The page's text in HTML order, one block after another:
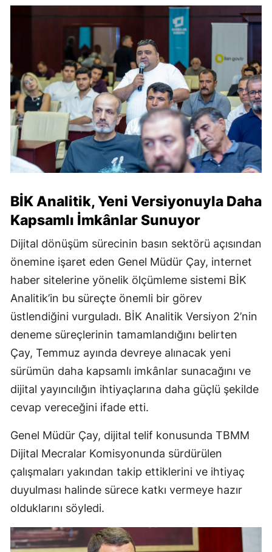
BİK Analitik, Yeni Versiyonuyla Daha
Kapsamlı İmkânlar Sunuyor
Dijital dönüşüm sürecinin basın sektörü açısından
önemine işaret eden Genel Müdür Çay, internet
haber sitelerine yönelik ölçümleme sistemi BİK
Analitik’in bu süreçte önemli bir görev
üstlendiğini vurguladı. BİK Analitik Versiyon 2’nin
deneme süreçlerinin tamamlandığını belirten
Çay, Temmuz ayında devreye alınacak yeni
sürümün daha kapsamlı imkânlar sunacağını ve
dijital yayıncılığın ihtiyaçlarına daha güçlü şekilde
cevap vereceğini ifade etti.
Genel Müdür Çay, dijital telif konusunda TBMM
Dijital Mecralar Komisyonunda sürdürülen
çalışmaları yakından takip ettiklerini ve ihtiyaç
duyulması halinde sürece katkı vermeye hazır
olduklarını söyledi.